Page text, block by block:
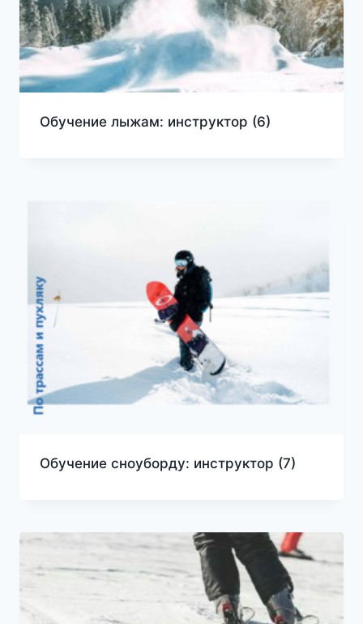
Обучение лыжам: инструктор (6)
Обучение сноуборду: инструктор (7)